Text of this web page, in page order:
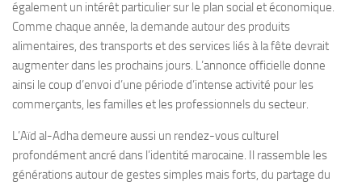
également un intérêt particulier sur le plan social et économique.
Comme chaque année, la demande autour des produits
alimentaires, des transports et des services liés à la fête devrait
augmenter dans les prochains jours. L’annonce officielle donne
ainsi le coup d’envoi d’une période d’intense activité pour les
commerçants, les familles et les professionnels du secteur.
L’Aïd al-Adha demeure aussi un rendez-vous culturel
profondément ancré dans l’identité marocaine. Il rassemble les
générations autour de gestes simples mais forts, du partage du